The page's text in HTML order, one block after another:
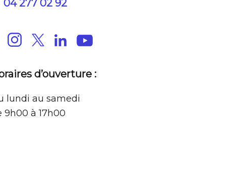
04 277 02 92
d’ouverture :
lundi au samedi
9h00 à 17h00